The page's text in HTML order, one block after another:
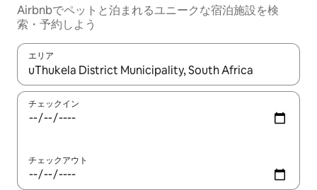
Airbnbでペットと泊まれるユニークな宿泊施設を検
索・予約しよう
エリア
検索結果が表示されたら、上下の矢印キーを使って移動するか
チェックイン
チェックアウト